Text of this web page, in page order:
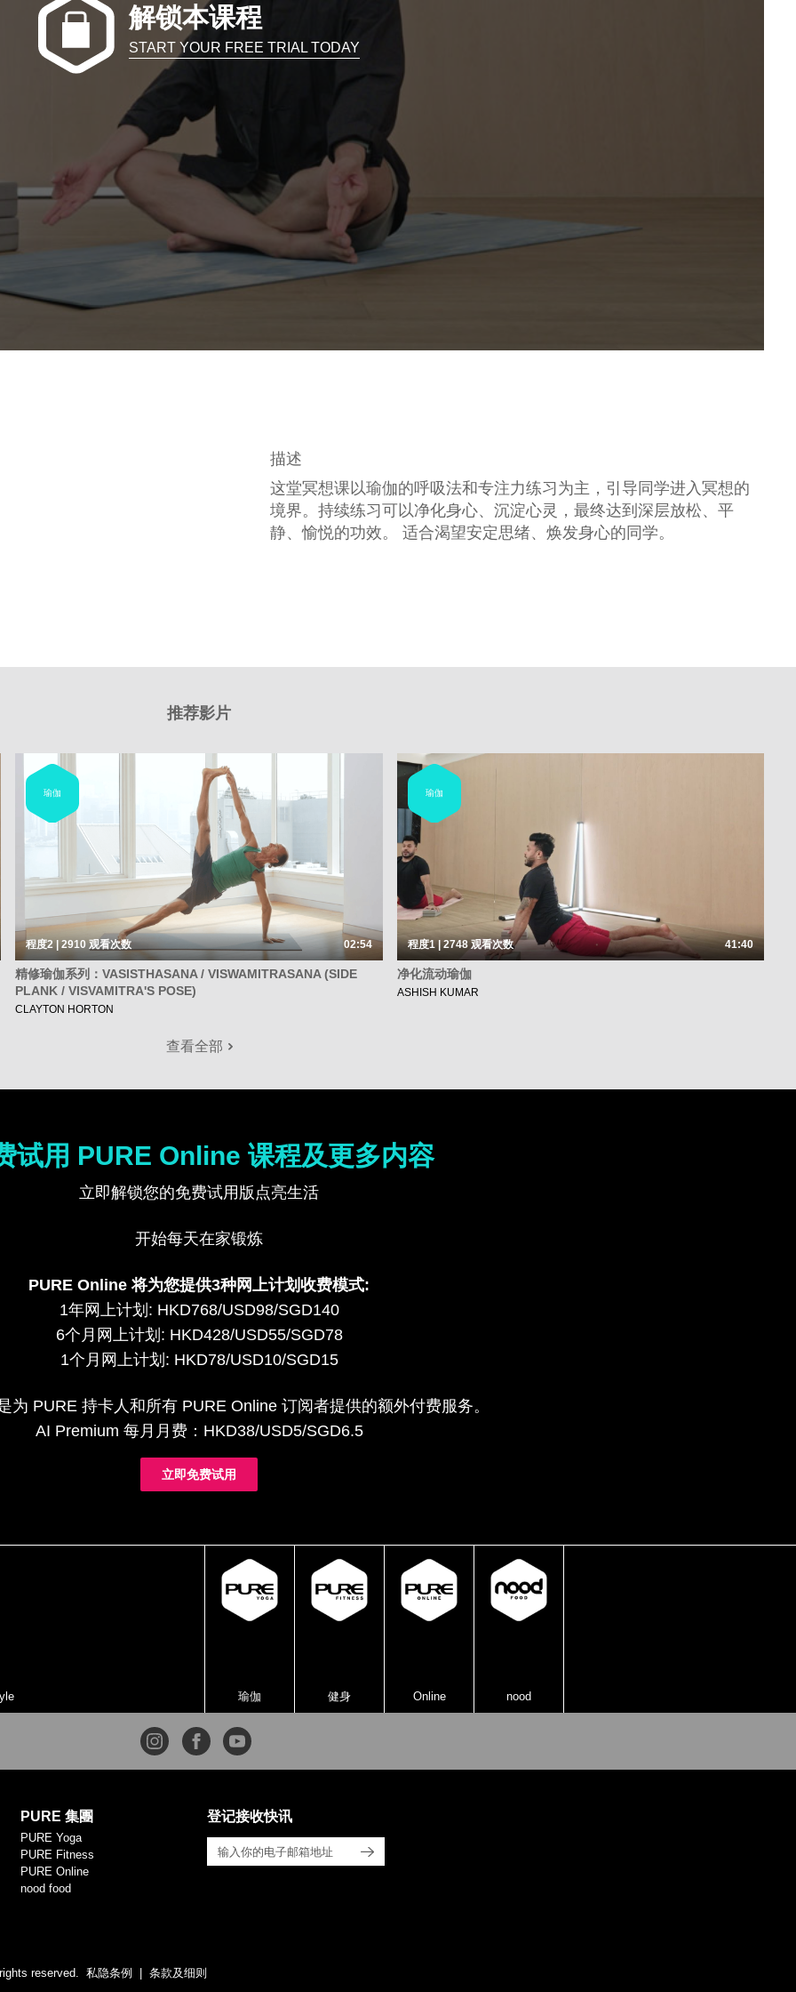
解锁本课程
START YOUR FREE TRIAL TODAY
描述
这堂冥想课以瑜伽的呼吸法和专注力练习为主，引导同学进入冥想的
境界。持续练习可以净化身心、沉淀心灵，最终达到深层放松、平
静、愉悦的功效。 适合渴望安定思绪、焕发身心的同学。
推荐影片
瑜伽
程度2 | 2910观看次数 02:54
精修瑜伽系列：VASISTHASANA / VISWAMITRASANA (SIDE
PLANK / VISVAMITRA'S POSE)
CLAYTON HORTON
瑜伽
程度1 | 2748观看次数 41:40
净化流动瑜伽
ASHISH KUMAR
查看全部
试用 PURE Online 课程及更多内容
立即解锁您的免费试用版点亮生活
开始每天在家锻炼
PURE Online 将为您提供3种网上计划收费模式:
1年网上计划: HKD768/USD98/SGD140
6个月网上计划: HKD428/USD55/SGD78
1个月网上计划: HKD78/USD10/SGD15
为 PURE 持卡人和所有 PURE Online 订阅者提供的额外付费服务。
AI Premium 每月月费：HKD38/USD5/SGD6.5
立即免费试用
瑜伽 健身 Online nood
PURE 集團
PURE Yoga
PURE Fitness
PURE Online
nood food
登记接收快讯
reserved. 私隐条例 条款及细则